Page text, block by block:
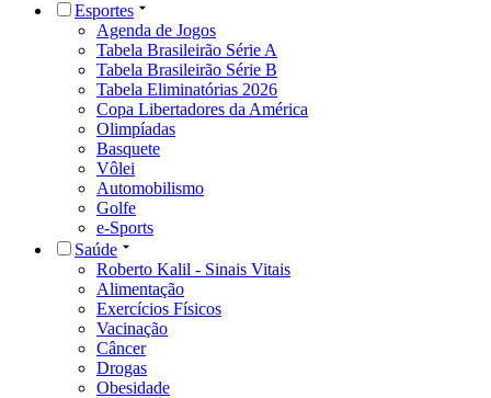
Esportes
Agenda de Jogos
Tabela Brasileirão Série A
Tabela Brasileirão Série B
Tabela Eliminatórias 2026
Copa Libertadores da América
Olimpíadas
Basquete
Vôlei
Automobilismo
Golfe
e-Sports
Saúde
Roberto Kalil - Sinais Vitais
Alimentação
Exercícios Físicos
Vacinação
Câncer
Drogas
Obesidade